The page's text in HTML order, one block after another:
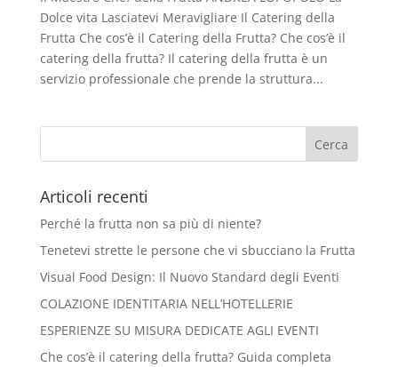
Dolce vita Lasciatevi Meravigliare Il Catering della
Frutta Che cos’è il Catering della Frutta? Che cos’è il
catering della frutta? Il catering della frutta è un
servizio professionale che prende la struttura...
Articoli recenti
Perché la frutta non sa più di niente?
Tenetevi strette le persone che vi sbucciano la Frutta
Visual Food Design: Il Nuovo Standard degli Eventi
COLAZIONE IDENTITARIA NELL’HOTELLERIE
ESPERIENZE SU MISURA DEDICATE AGLI EVENTI
Che cos’è il catering della frutta? Guida completa